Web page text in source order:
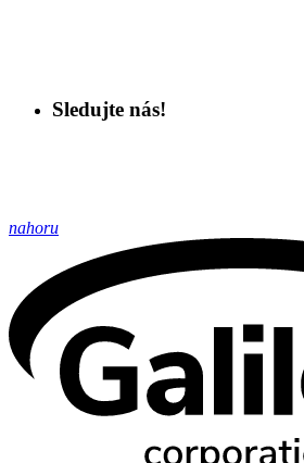
Sledujte nás!
nahoru